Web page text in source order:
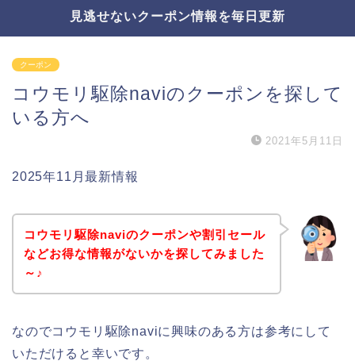
見逃せないクーポン情報を毎日更新
クーポン
コウモリ駆除naviのクーポンを探して
いる方へ
2021年5月11日
2025年11月最新情報
コウモリ駆除naviのクーポンや割引セール
などお得な情報がないかを探してみました
～♪
なのでコウモリ駆除naviに興味のある方は参考にして
いただけると幸いです。